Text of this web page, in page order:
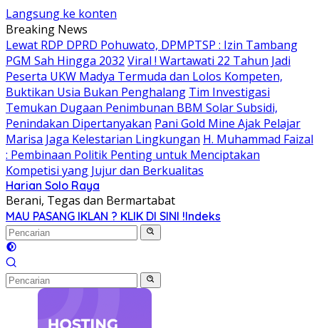
Langsung ke konten
Breaking News
Lewat RDP DPRD Pohuwato, DPMPTSP : Izin Tambang
PGM Sah Hingga 2032 Viral ! Wartawati 22 Tahun Jadi
Peserta UKW Madya Termuda dan Lolos Kompeten,
Buktikan Usia Bukan Penghalang Tim Investigasi
Temukan Dugaan Penimbunan BBM Solar Subsidi,
Penindakan Dipertanyakan Pani Gold Mine Ajak Pelajar
Marisa Jaga Kelestarian Lingkungan H. Muhammad Faizal
: Pembinaan Politik Penting untuk Menciptakan
Kompetisi yang Jujur dan Berkualitas
Harian Solo Raya
Berani, Tegas dan Bermartabat
MAU PASANG IKLAN ? KLIK DI SINI !Indeks